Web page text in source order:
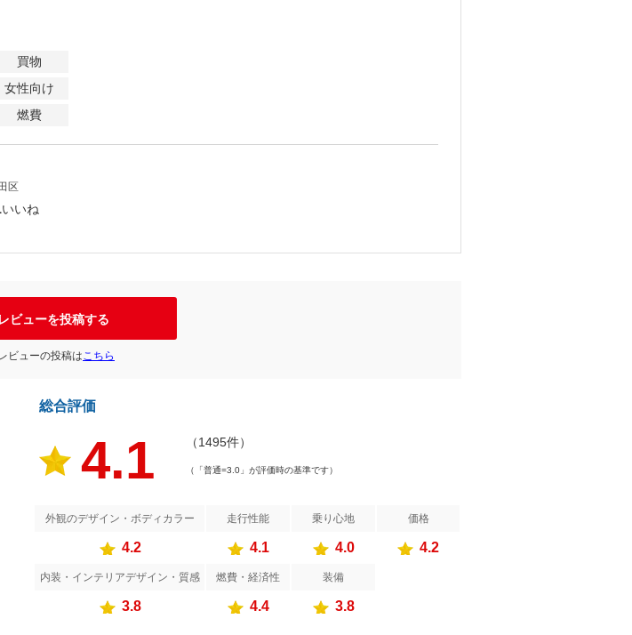
買物
女性向け
燃費
区
いいね
ビューを投稿する
ビューの投稿はこちら
総合評価
4.1 （1495件）
（「普通=3.0」が評価時の基準です）
外観のデザイン・ボディカラー 走行性能 乗り心地 価格
4.2 4.1 4.0 4.2
内装・インテリアデザイン・質感 燃費・経済性 装備
3.8 4.4 3.8